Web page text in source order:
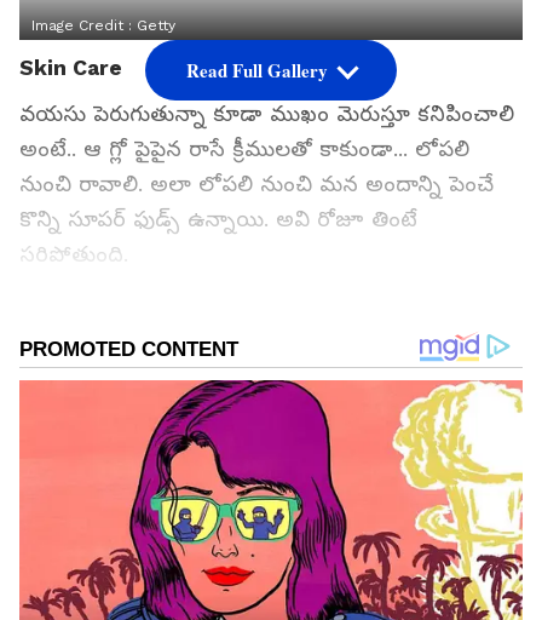
Image Credit :Getty
Skin Care
వయసు పెరుగుతున్నా కూడా ముఖం మెరుస్తూ కనిపించాలి
అంటే.. ఆ గ్లో పైపైన రాసే క్రీములతో కాకుండా... లోపలి
నుంచి రావాలి. అలా లోపలి నుంచి మన అందాన్ని పెంచే
కొన్ని సూపర్ ఫుడ్స్ ఉన్నాయి. అవి రోజూ తింటే
సరిపోతుంది.
ను మీ ఫ్రిఫర్డ్ సోర్స్ గా ఎంచుకోండి
Read Full Gallery